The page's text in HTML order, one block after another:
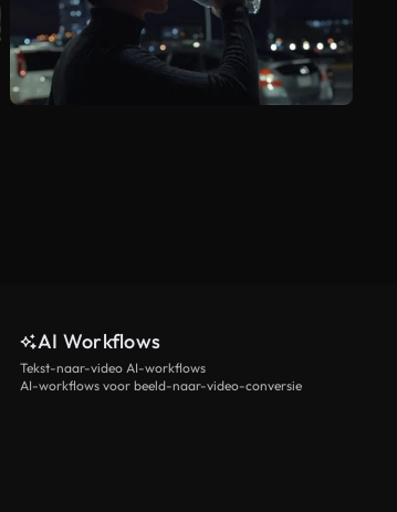
AI Workflows
Tekst-naar-video AI-workflows
AI-workflows voor beeld-naar-video-conversie